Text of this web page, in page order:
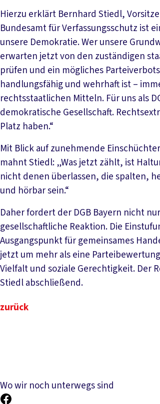
Hierzu erklärt Bernhard Stiedl,
Bundesamt für Verfassungsschutz ist
unsere Demokratie. Wer unsere
erwarten jetzt von den zuständigen
prüfen und ein mögliches
handlungsfähig und wehrhaft ist –
rechtsstaatlichen Mitteln. Für uns als
demokratische Gesellschaft.
Platz haben.“
Mit Blick auf zunehmende
mahnt Stiedl: „Was jetzt zählt, ist
nicht denen überlassen, die spalten,
und hörbar sein.“
Daher fordert der DGB Bayern nicht
gesellschaftliche Reaktion. Die
Ausgangspunkt für gemeinsames
jetzt um mehr als eine
Vielfalt und soziale Gerechtigkeit. Der
Stiedl abschließend.
zurück
Wo wir noch unterwegs sind